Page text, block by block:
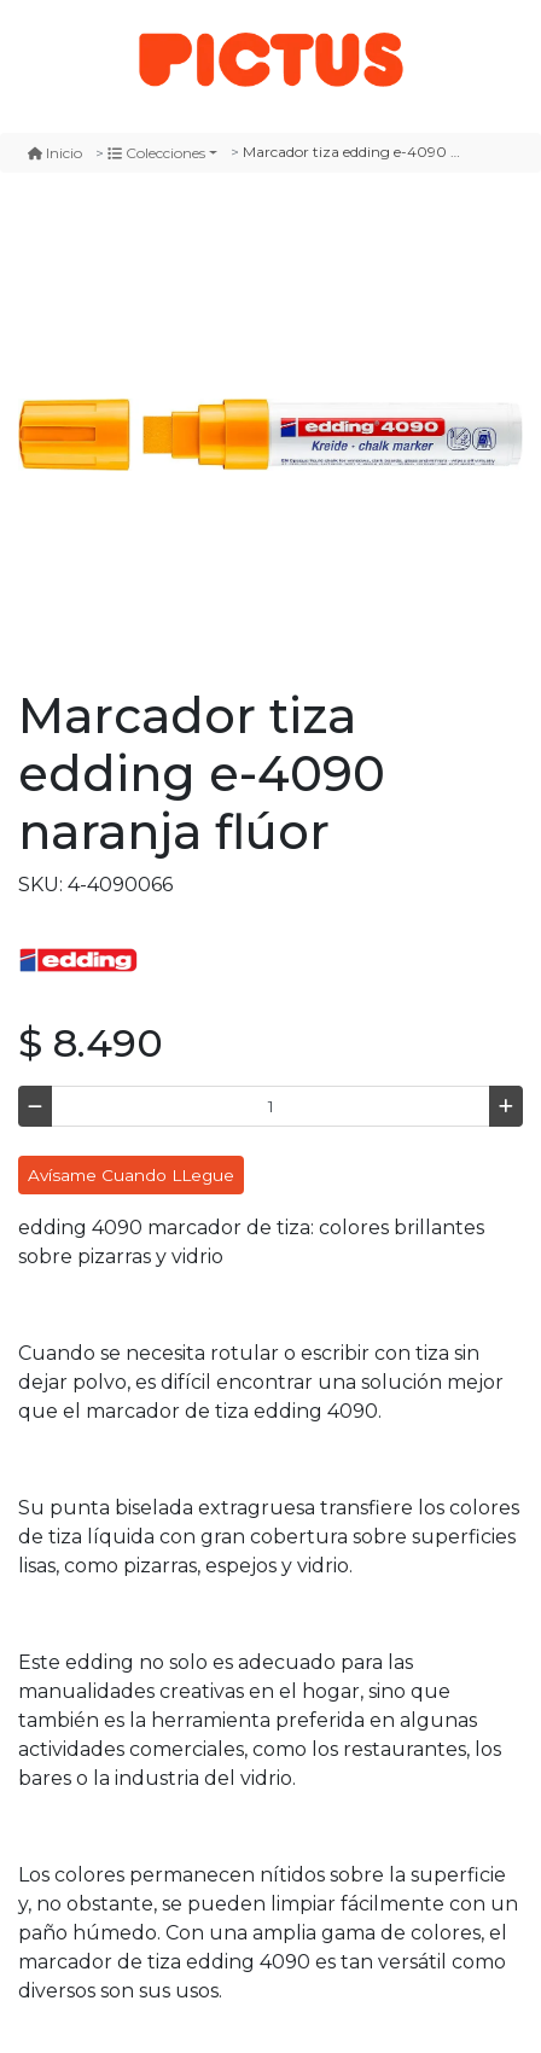
Inicio Colecciones Marcador tiza edding e-4090 naranja flúor
Marcador tiza
edding e-4090
naranja flúor
SKU: 4-4090066
$ 8.490
Avísame Cuando LLegue
edding 4090 marcador de tiza: colores brillantes
sobre pizarras y vidrio
Cuando se necesita rotular o escribir con tiza sin
dejar polvo, es difícil encontrar una solución mejor
que el marcador de tiza edding 4090.
Su punta biselada extragruesa transfiere los colores
de tiza líquida con gran cobertura sobre superficies
lisas, como pizarras, espejos y vidrio.
Este edding no solo es adecuado para las
manualidades creativas en el hogar, sino que
también es la herramienta preferida en algunas
actividades comerciales, como los restaurantes, los
bares o la industria del vidrio.
Los colores permanecen nítidos sobre la superficie
y, no obstante, se pueden limpiar fácilmente con un
paño húmedo. Con una amplia gama de colores, el
marcador de tiza edding 4090 es tan versátil como
diversos son sus usos.